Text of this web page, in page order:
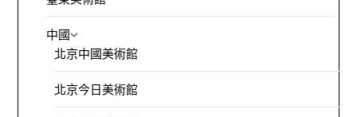
中國
北京中國美術館
北京今日美術館